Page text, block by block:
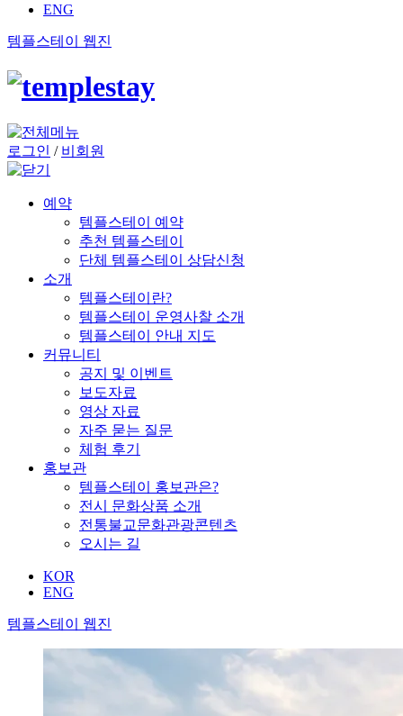
ENG
템플스테이 웹진
로그인 / 비회원
예약
템플스테이 예약
추천 템플스테이
단체 템플스테이 상담신청
소개
템플스테이란?
템플스테이 운영사찰 소개
템플스테이 안내 지도
커뮤니티
공지 및 이벤트
보도자료
영상 자료
자주 묻는 질문
체험 후기
홍보관
템플스테이 홍보관은?
전시 문화상품 소개
전통불교문화관광콘텐츠
오시는 길
KOR
ENG
템플스테이 웹진